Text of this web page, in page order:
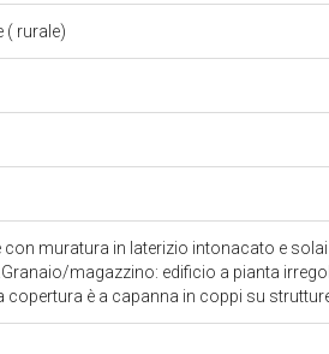
( rurale)
muratura in laterizio intonacato e
magazzino: edificio a pianta
copertura è a capanna in coppi su